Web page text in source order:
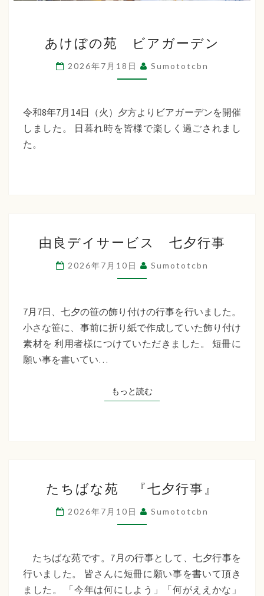
け
ぼ
の
ビ
ア
あけぼの苑 ビアガーデン
2026年7月18日 Sumototcbn
令和8年7月14日（火）夕方よりビアガーデンを開催
しました。 日暮れ時を皆様で楽しく過ごされまし
た。
良
デ
イ
ー
ビ
ス
行
事
由良デイサービス 七夕行事
2026年7月10日 Sumototcbn
7月7日、七夕の笹の飾り付けの行事を行いました。
小さな笹に、事前に折り紙で作成していた飾り付け
素材を 利用者様につけていただきました。 短冊に
願い事を書いてい…
もっと読むもっと読む
ち
ば
な
『七
夕
行
たちばな苑 『七夕行事』
2026年7月10日 Sumototcbn
たちばな苑です。7月の行事として、七夕行事を
行いました。 皆さんに短冊に願い事を書いて頂き
ました。 「今年は何にしよう」「何がええかな」